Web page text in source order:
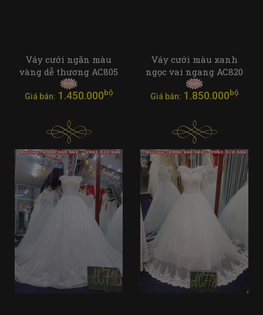
Váy cưới ngăn màu
vàng dễ thương AC805
Giá bán: 1.450.000bộ
Váy cưới màu xanh
ngọc vai ngang AC820
Giá bán: 1.850.000bộ